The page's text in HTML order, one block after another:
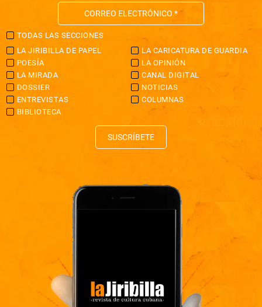
TODAS LAS SECCIONES
LA JIRIBILLA DE PAPEL
LA CARICATURA DE GUARDIA
POESÍA
LA OPINIÓN
LA MIRADA
CANAL DIGITAL
DOSSIER
NOTICIAS
ENTREVISTAS
COLUMNAS
BIBLIOTECA
SUSCRÍBETE